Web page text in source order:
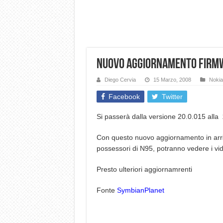
Chi l’ha detto che gli
BENKS OMNIWARRIOR:
Brondi Amico Vero 4G:
Nuovo aggiornamento
Diego Cervia 15 Marzo, 2008
Facebook Twitter
Si passerà dalla versione 20.0.015 alla
Con questo nuovo aggiornamento in
possessori di N95, potranno vedere i
Presto ulteriori aggiornamrenti
Fonte SymbianPlanet